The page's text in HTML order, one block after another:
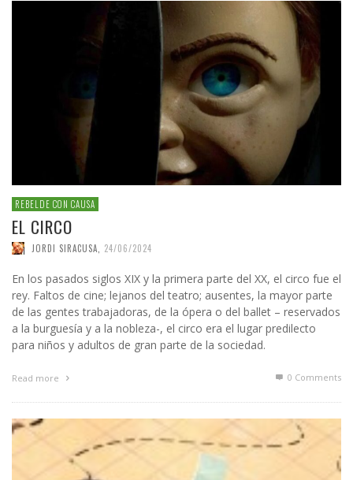
REBELDE CON CAUSA
EL CIRCO
JORDI SIRACUSA 24/06/2024
En los pasados siglos XIX y la primera parte del XX, el circo fue el
rey. Faltos de cine; lejanos del teatro; ausentes, la mayor parte
de las gentes trabajadoras, de la ópera o del ballet – reservados
a la burguesía y a la nobleza-, el circo era el lugar predilecto
para niños y adultos de gran parte de la sociedad.
Read more 0 Comments